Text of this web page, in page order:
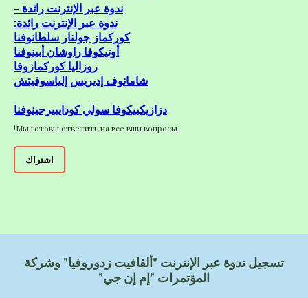
ندوة عبر الإنترنت رائدة -
ندوة عبر الإنترنت رائدة:
كوركماز جولنار سلطانوفنا
أوتيكوفا راوشان أبينوفنا
روزاليا كوركمازوفا
شامانوف إديريس إلياسوفيتش
دزازيكبيكوفا سولي كودايبيرجينوفنا
Мы готовы ответить на все вши вопросы!
اشتراك
تسجيل ندوة عبر الإنترنت "ألفافيت زدوروفيا" وشركة
المؤتمرات "إم إن جي"